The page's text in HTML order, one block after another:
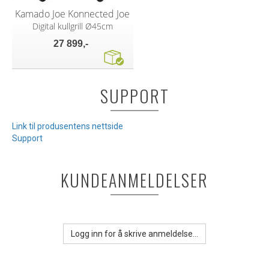
Kamado Joe Konnected Joe
Digital kullgrill Ø45cm
27 899,-
SUPPORT
Link til produsentens nettside
Support
KUNDEANMELDELSER
Logg inn for å skrive anmeldelse...